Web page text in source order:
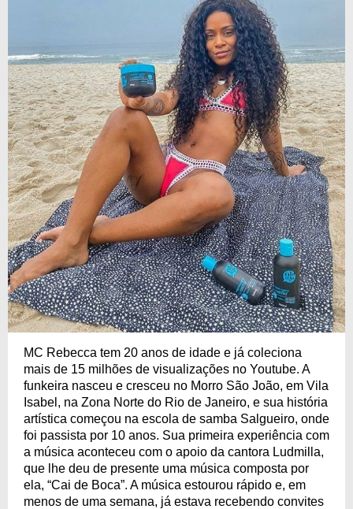
MC Rebecca tem 20 anos de idade e já coleciona
mais de 15 milhões de visualizações no Youtube. A
funkeira nasceu e cresceu no Morro São João, em Vila
Isabel, na Zona Norte do Rio de Janeiro, e sua história
artística começou na escola de samba Salgueiro, onde
foi passista por 10 anos. Sua primeira experiência com
a música aconteceu com o apoio da cantora Ludmilla,
que lhe deu de presente uma música composta por
ela, “Cai de Boca”. A música estourou rápido e, em
menos de uma semana, já estava recebendo convites